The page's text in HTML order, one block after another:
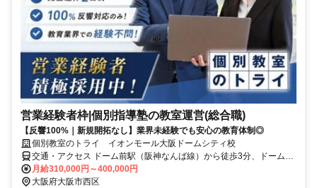
営業経験者枠|個別指導塾の教室運営(総合職)
【反響100%｜新規開拓なし】業界未経験でも安心の教育体制◎
個別教室のトライ イオンモール大阪ドームシティ校
交通・アクセス ドーム前駅（阪神なんば線）から徒歩3分、ドーム前
千代崎駅（OsakaMetro長堀鶴見緑地線）から徒歩4分
月給310,000円～400,000円
大阪府大阪市西区